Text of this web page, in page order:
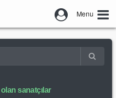
Menu
sanatçılar